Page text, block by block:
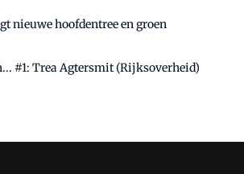
nieuwe hoofdentree en groen
#1: Trea Agtersmit (Rijksoverheid)